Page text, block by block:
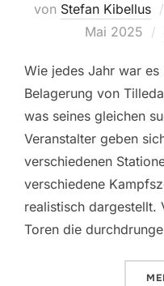
von Stefan Kibellus
Mai 2025
Wie jedes Jahr war es
Belagerung von
was seines gleichen
Veranstalter geben
verschiedenen
verschiedene
realistisch dargestellt.
Toren die